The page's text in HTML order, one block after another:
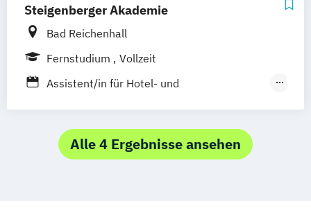
Online-Fernstudium Regensburg
Stuttgart Köln
Schwarzheide/Oberspreewald-Lausitz bei
Dresden
Steigenberger Akademie
Bad Reichenhall
Fernstudium
Vollzeit
Assistent/in für Hotel- und
Staatlich gepr. Assistent/in für Hotel- und
Tourismusmanagement
Alle 4 Ergebnisse ansehen